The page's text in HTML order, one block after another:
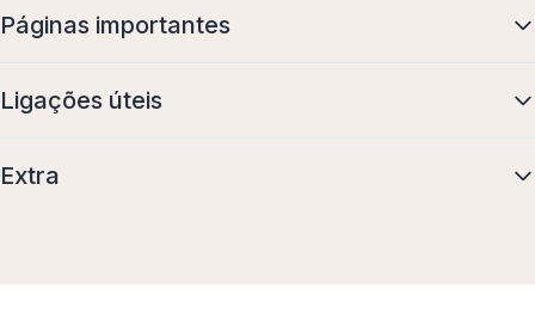
Páginas importantes
Ligações úteis
Extra